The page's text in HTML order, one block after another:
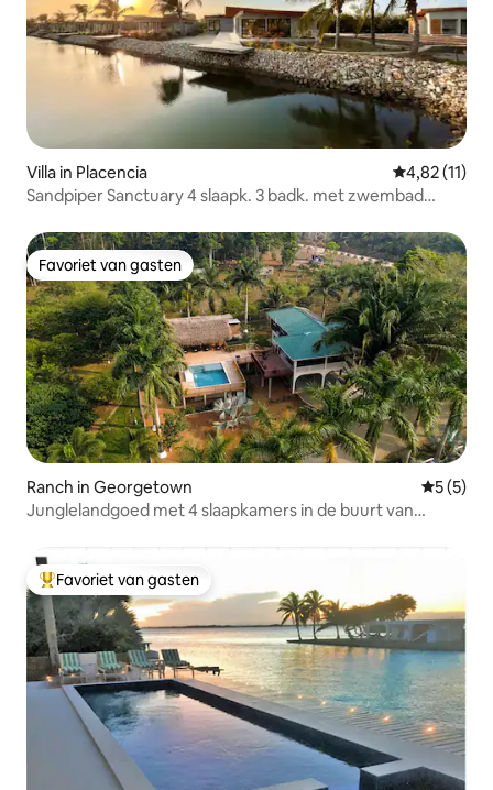
Villa in Placencia Gemiddelde
4,82 (11)
Sandpiper Sanctuary 4 slaapk. 3 badk. met zwembad
Favoriet van gasten
Favoriet van gasten
Ranch in Georgetown
5 (5)
Junglelandgoed met 4 slaapkamers in de buurt van
Topfavoriet van gasten
Favoriet van gasten